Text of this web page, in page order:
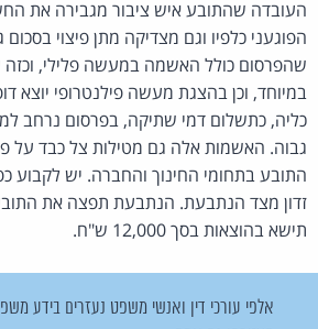
העובדה שהתובע איש ציבור מגבירה את
הפוגעני כלפיו וגם מצדיקה מתן פיצוי בסכום
שהפרסום כולל האשמה במעשה פלילי, וכזה
במיוחד, וכן בהצגת מעשה פילנטרופי יוצא
כליה, כתשלום דמי שתיקה, בפרסום נרחב
גבוה. האשמות אלה גם מטילות צל כבד על
התובע בתחומי החינוך והחברה. יש לקבוע
תישא בהוצאות בסך 12,000 ש"ח.
אלפי עורכי דין ואנשי משפט נעזרים בידע